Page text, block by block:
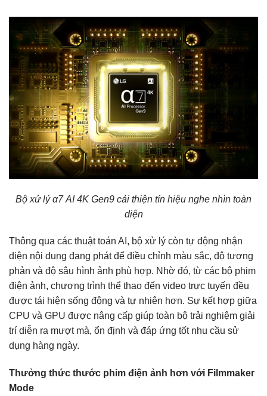
Bộ xử lý α7 AI 4K Gen9 cải thiện tín hiệu nghe nhìn toàn
diện
Thông qua các thuật toán AI, bộ xử lý còn tự động nhận
diện nội dung đang phát để điều chỉnh màu sắc, độ tương
phản và độ sâu hình ảnh phù hợp. Nhờ đó, từ các bộ phim
điện ảnh, chương trình thể thao đến video trực tuyến đều
được tái hiện sống động và tự nhiên hơn. Sự kết hợp giữa
CPU và GPU được nâng cấp giúp toàn bộ trải nghiệm giải
trí diễn ra mượt mà, ổn định và đáp ứng tốt nhu cầu sử
dụng hàng ngày.
Thưởng thức thước phim điện ảnh hơn với Filmmaker
Mode